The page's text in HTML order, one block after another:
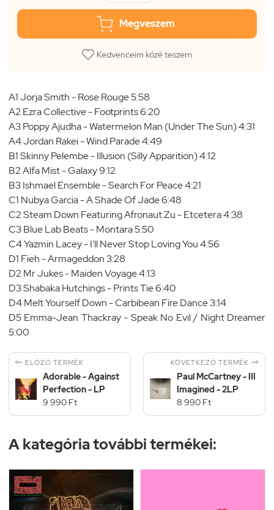
Megveszem
Kedvenceim közé teszem
A1 Jorja Smith - Rose Rouge 5:58
A2 Ezra Collective - Footprints 6:20
A3 Poppy Ajudha - Watermelon Man (Under The Sun) 4:31
A4 Jordan Rakei - Wind Parade 4:49
B1 Skinny Pelembe - Illusion (Silly Apparition) 4:12
B2 Alfa Mist - Galaxy 9:12
B3 Ishmael Ensemble - Search For Peace 4:21
C1 Nubya Garcia - A Shade Of Jade 6:48
C2 Steam Down Featuring Afronaut Zu - Etcetera 4:38
C3 Blue Lab Beats - Montara 5:50
C4 Yazmin Lacey - I'll Never Stop Loving You 4:56
D1 Fieh - Armageddon 3:28
D2 Mr Jukes - Maiden Voyage 4:13
D3 Shabaka Hutchings - Prints Tie 6:40
D4 Melt Yourself Down - Carbibean Fire Dance 3:14
D5 Emma-Jean Thackray - Speak No Evil / Night Dreamer
5:00
 ELŐZŐ TERMÉK
Adorable - Against
Perfection - LP
9 990 Ft
KÖVETKEZŐ TERMÉK 
Paul McCartney - III
Imagined - 2LP
8 990 Ft
A kategória további termékei: